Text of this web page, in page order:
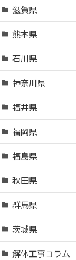
滋賀県
熊本県
石川県
神奈川県
福井県
福岡県
福島県
秋田県
群馬県
茨城県
解体工事コラム